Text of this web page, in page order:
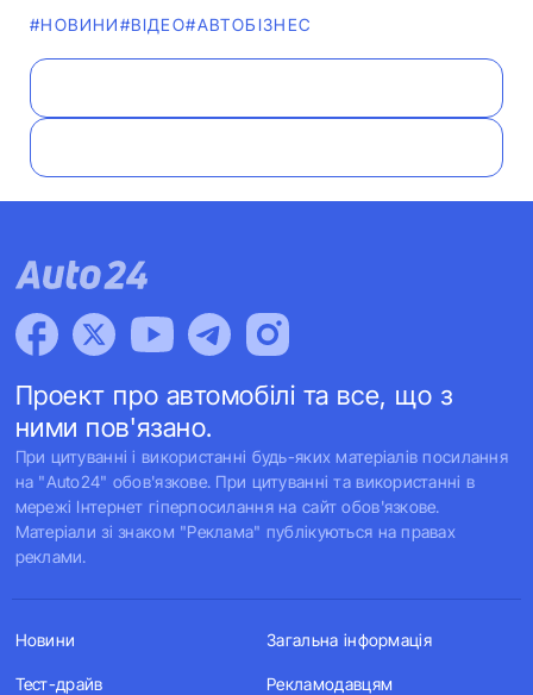
#НОВИНИ#ВІДЕО#АВТОБІЗНЕС
Проект про автомобілі та все, що з
ними пов'язано.
При цитуванні і використанні будь-яких матеріалів посилання
на "Auto24" обов'язкове. При цитуванні та використанні в
мережі Інтернет гіперпосилання на сайт обов'язкове.
Матеріали зі знаком "Реклама" публікуються на правах
реклами.
Новини
Тест-драйв
Загальна інформація
Рекламодавцям